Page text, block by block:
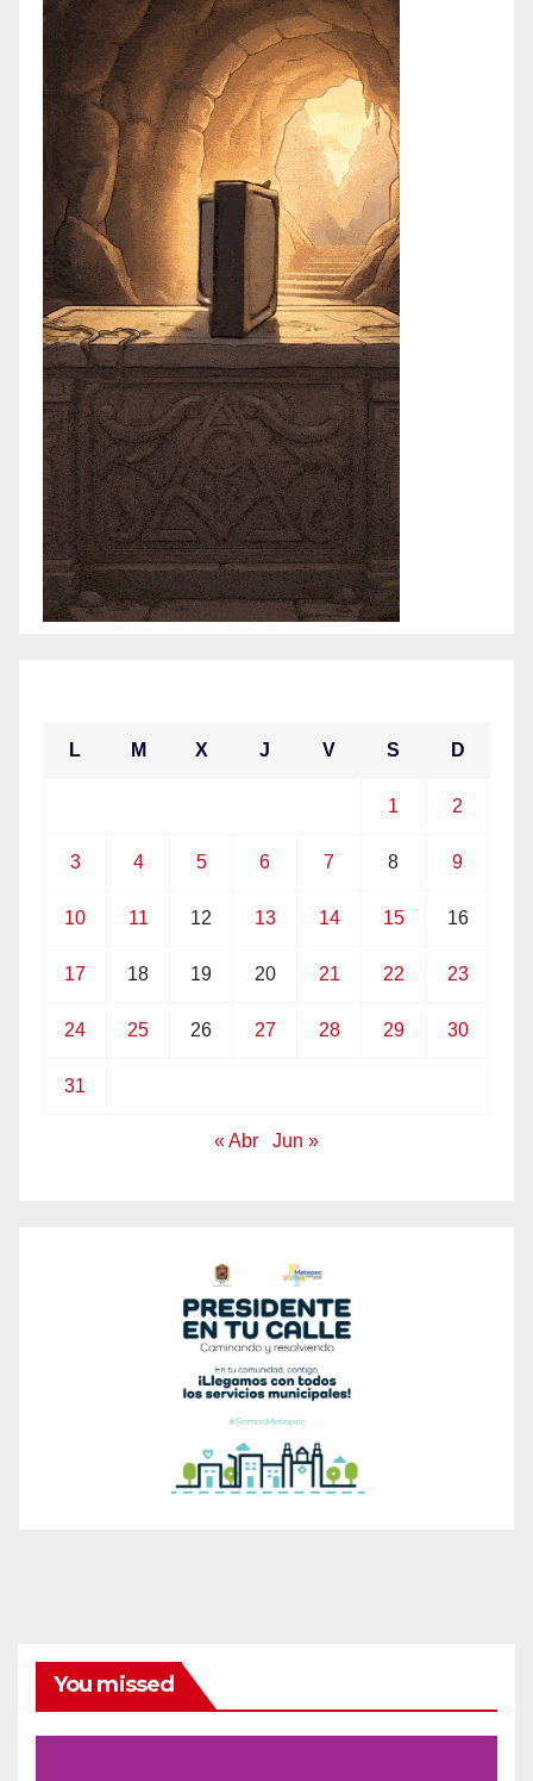
L M X J V S D
1 2
3 4 5 6 7 8 9
10 11 12 13 14 15 16
17 18 19 20 21 22 23
24 25 26 27 28 29 30
31
« Abr Jun »
You missed